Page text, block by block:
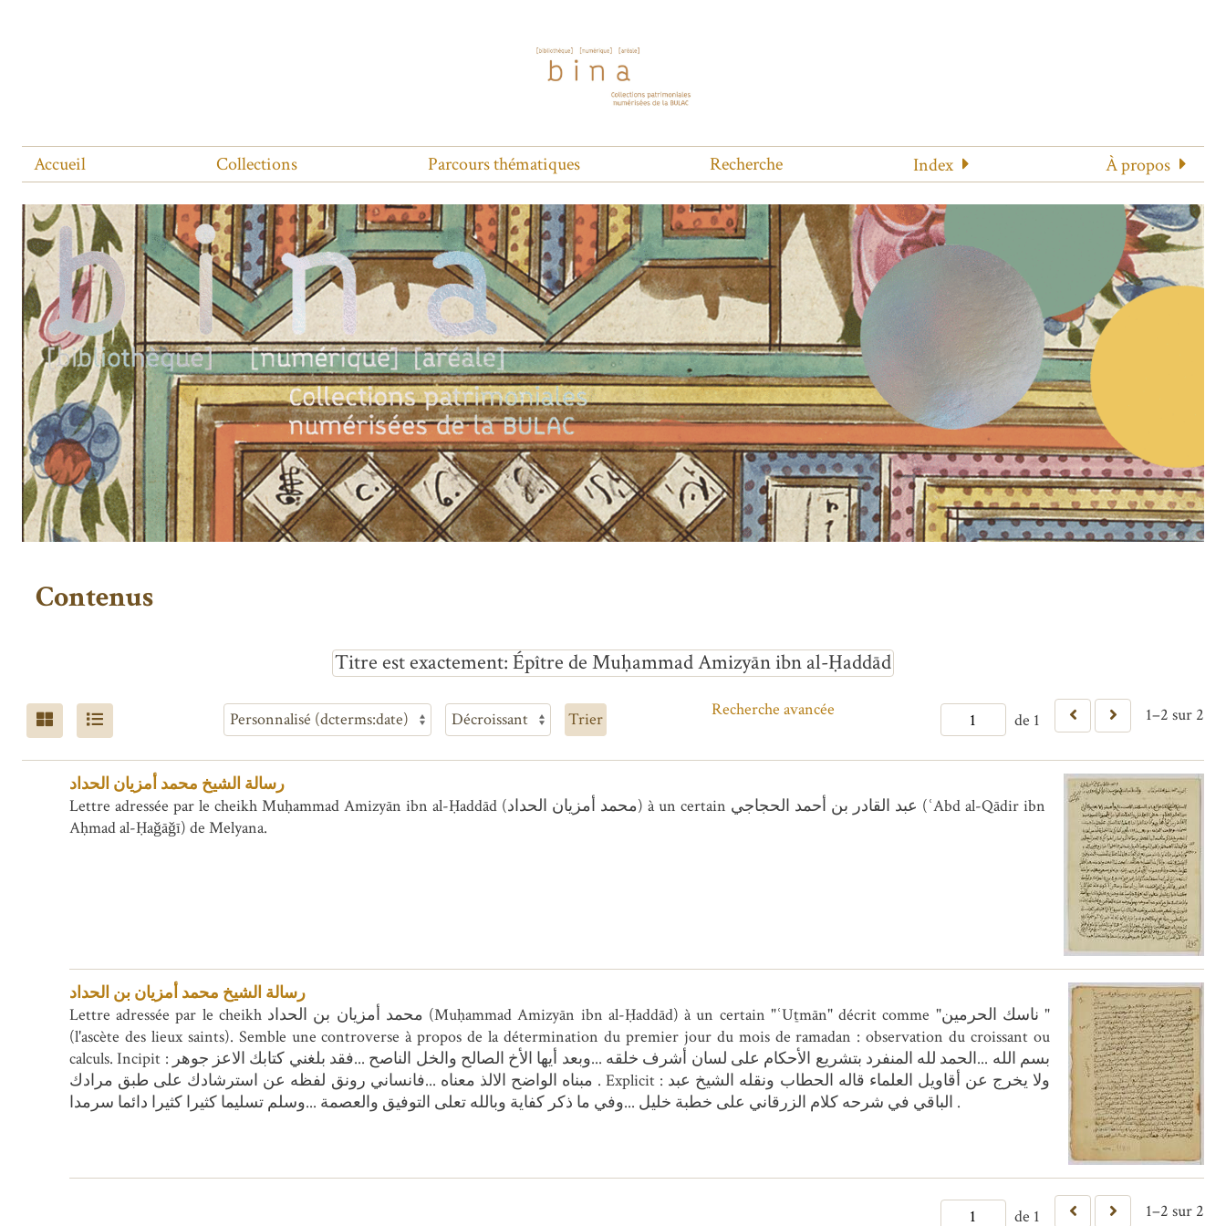
Accueil Collections Parcours thématiques Recherche Index À propos
Contenus
Titre est exactement Épître de Muḥammad Amizyān ibn al-Ḥaddād
de 1 1–2 sur 2
Recherche avancée
Trier
رسالة الشيخ محمد أمزيان الحداد
Lettre adressée par le cheikh Muḥammad Amizyān ibn al-Ḥaddād (محمد أمزيان الحداد) à un certain عبد القادر بن أحمد الحجاجي (ʿAbd al-Qādir ibn
Aḥmad al-Ḥaǧāǧī) de Melyana.
رسالة الشيخ محمد أمزيان بن الحداد
Lettre adressée par le cheikh محمد أمزيان بن الحداد (Muḥammad Amizyān ibn al-Ḥaddād) à un certain "ʿUṯmān" décrit comme "ناسك الحرمين "
(l'ascète des lieux saints). Semble une controverse à propos de la détermination du premier jour du mois de ramadan : observation du croissant ou
calculs. Incipit : بسم الله ...الحمد لله المنفرد بتشريع الأحكام على لسان أشرف خلقه ...وبعد أيها الأخ الصالح والخل الناصح ...فقد بلغني كتابك الاعز جوهر
مبناه الواضح الالذ معناه ...فانساني رونق لفظه عن استرشادك على طبق مرادك . Explicit : ولا يخرج عن أقاويل العلماء قاله الحطاب ونقله الشيخ عبد
الباقي في شرحه كلام الزرقاني على خطبة خليل ...وفي ما ذكر كفاية وبالله تعلى التوفيق والعصمة ...وسلم تسليما كثيرا كثيرا دائما سرمدا .
de 1 1–2 sur 2